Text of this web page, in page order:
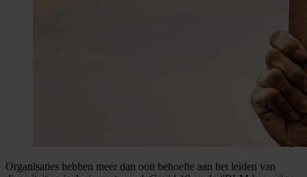
Organisaties hebben meer dan ooit behoefte aan het leiden van